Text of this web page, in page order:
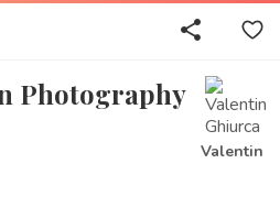
share
Photography
Valentin